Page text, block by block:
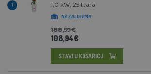
1
1,0 kW, 25 litara
NA ZALIHAMA
188,59€
108,94€
STAVI U KOŠARICU